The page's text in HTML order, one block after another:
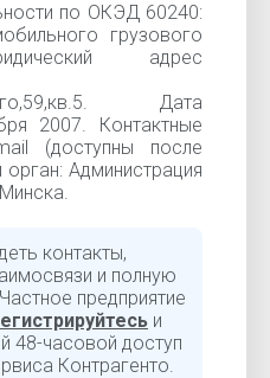
по ОКЭД 60240:
грузового
адрес
Дата
2007. Контактные
(доступны после
орган: Администрация
контакты,
и полную
предприятие
и
48-часовой доступ
Контрагенто.